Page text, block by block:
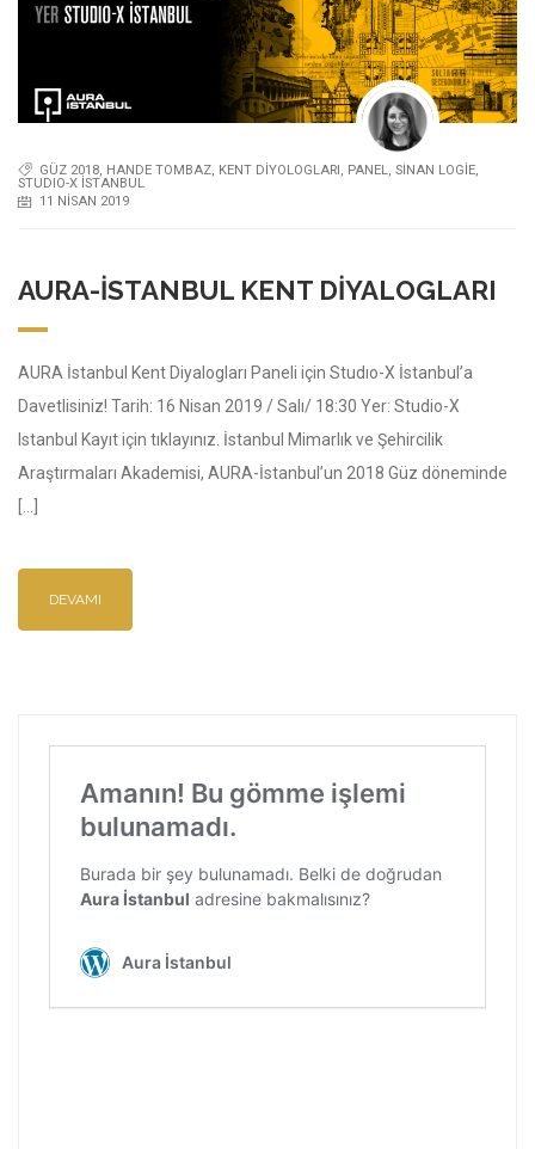
GÜZ 2018, HANDE TOMBAZ, KENT DIYOLOGLARI, PANEL, SINAN LOGIE,
STUDIO-X ISTANBUL
11 NISAN 2019
AURA-İSTANBUL KENT DIYALOGLARI
AURA İstanbul Kent Diyalogları Paneli için Studıo-X İstanbul’a
Davetlisiniz! Tarih: 16 Nisan 2019 / Salı/ 18:30 Yer: Studio-X
Istanbul Kayıt için tıklayınız. İstanbul Mimarlık ve Şehircilik
Araştırmaları Akademisi, AURA-İstanbul’un 2018 Güz döneminde
[…]
DEVAMI